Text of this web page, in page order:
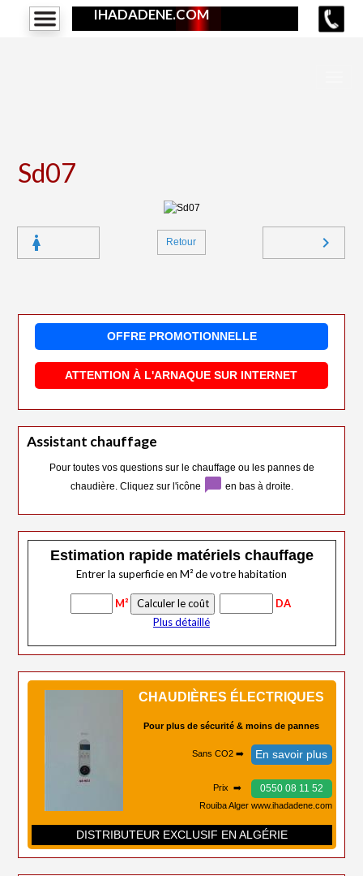
IHADADENE.COM
Sd07
Retour
OFFRE PROMOTIONNELLE
ATTENTION À L'ARNAQUE SUR INTERNET
Assistant chauffage
Pour toutes vos questions sur le chauffage ou les pannes de
chaudière. Cliquez sur l'icône
chat_bubble en bas à droite.
Estimation rapide matériels chauffage
Entrer la superficie en M² de votre habitation
M²
DA
Plus détaillé
CHAUDIÈRES ÉLECTRIQUES
Pour plus de sécurité & moins de pannes
Sans CO2 ➡️ En savoir plus
Prix ➡️ 0550 08 11 52
Rouiba Alger www.ihadadene.com
DISTRIBUTEUR EXCLUSIF EN ALGÉRIE